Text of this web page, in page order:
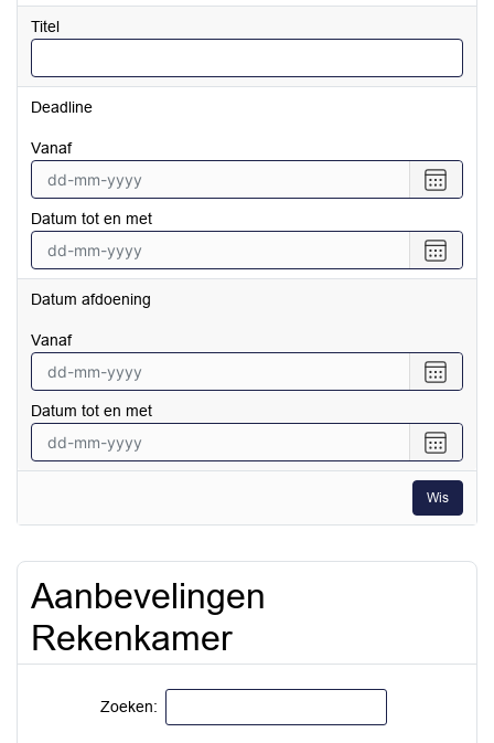
Titel
Deadline
vanaf
een
vanaf
Datum tot en met
een
met
Datum afdoening
vanaf
een
vanaf
Datum tot en met
een
datum
tot
en
Wis
Aanbevelingen
Rekenkamer
Zoeken: